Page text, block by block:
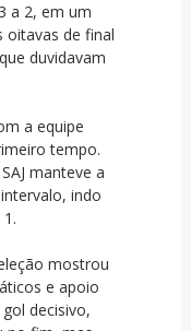
a 2, em um
oitavas de final
duvidavam
a equipe
tempo.
manteve a
indo
mostrou
e apoio
decisivo,